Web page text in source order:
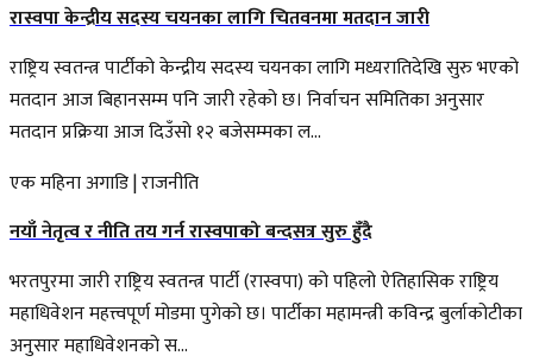
रास्वपा केन्द्रीय सदस्य चयनका लागि चितवनमा मतदान जारी
राष्ट्रिय स्वतन्त्र पार्टीको केन्द्रीय सदस्य चयनका लागि मध्यरातिदेखि सुरु भएको
मतदान आज बिहानसम्म पनि जारी रहेको छ। निर्वाचन समितिका अनुसार
मतदान प्रक्रिया आज दिउँसो १२ बजेसम्मका ल...
एक महिना अगाडि|राजनीति
नयाँ नेतृत्व र नीति तय गर्न रास्वपाको बन्दसत्र सुरु हुँदै
भरतपुरमा जारी राष्ट्रिय स्वतन्त्र पार्टी (रास्वपा) को पहिलो ऐतिहासिक राष्ट्रिय
महाधिवेशन महत्त्वपूर्ण मोडमा पुगेको छ। पार्टीका महामन्त्री कविन्द्र बुर्लाकोटीका
अनुसार महाधिवेशनको स...